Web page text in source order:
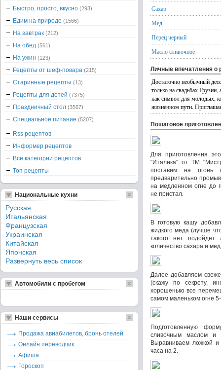
Сахар
Мед
Перец черный
Масло сливочное
Личные впечатления о
Достаточно необычный
только на свадьбах Грузии,
как символ для молодых,
жизненном пути.
Пошаговое
Для приготовления
"Италика" от ТМ
поставим на
предварительно
на медленном огне до
не пристал.
В готовую кашу
жидкого меда (лучше
такого нет
количество сахара и
Далее добавляем
(скажу по секрету,
хорошенько все
самом маленьком огне
Подготовленную
сливочным маслом и
Выравниваем ложкой
часа на 2.
Быстро, просто, вкусно (293)
Едим на природе (1566)
На завтрак (212)
На обед (561)
На ужин (123)
Рецепты от шеф-повара (215)
Старинные рецепты (13)
Рецепты для детей (7375)
Праздничный стол (3567)
Специальное питание (5207)
Rss рецептов
Информер рецептов
Все категории рецептов
Топ рецепты
Национальные кухни
Русская
Итальянская
Французская
Украинская
Китайская
Японская
Развернуть весь список
Автомобили с пробегом
Наши сервисы
Продажа авиабилетов, бронь отелей
Онлайн переводчик
Афиша
Гороскоп